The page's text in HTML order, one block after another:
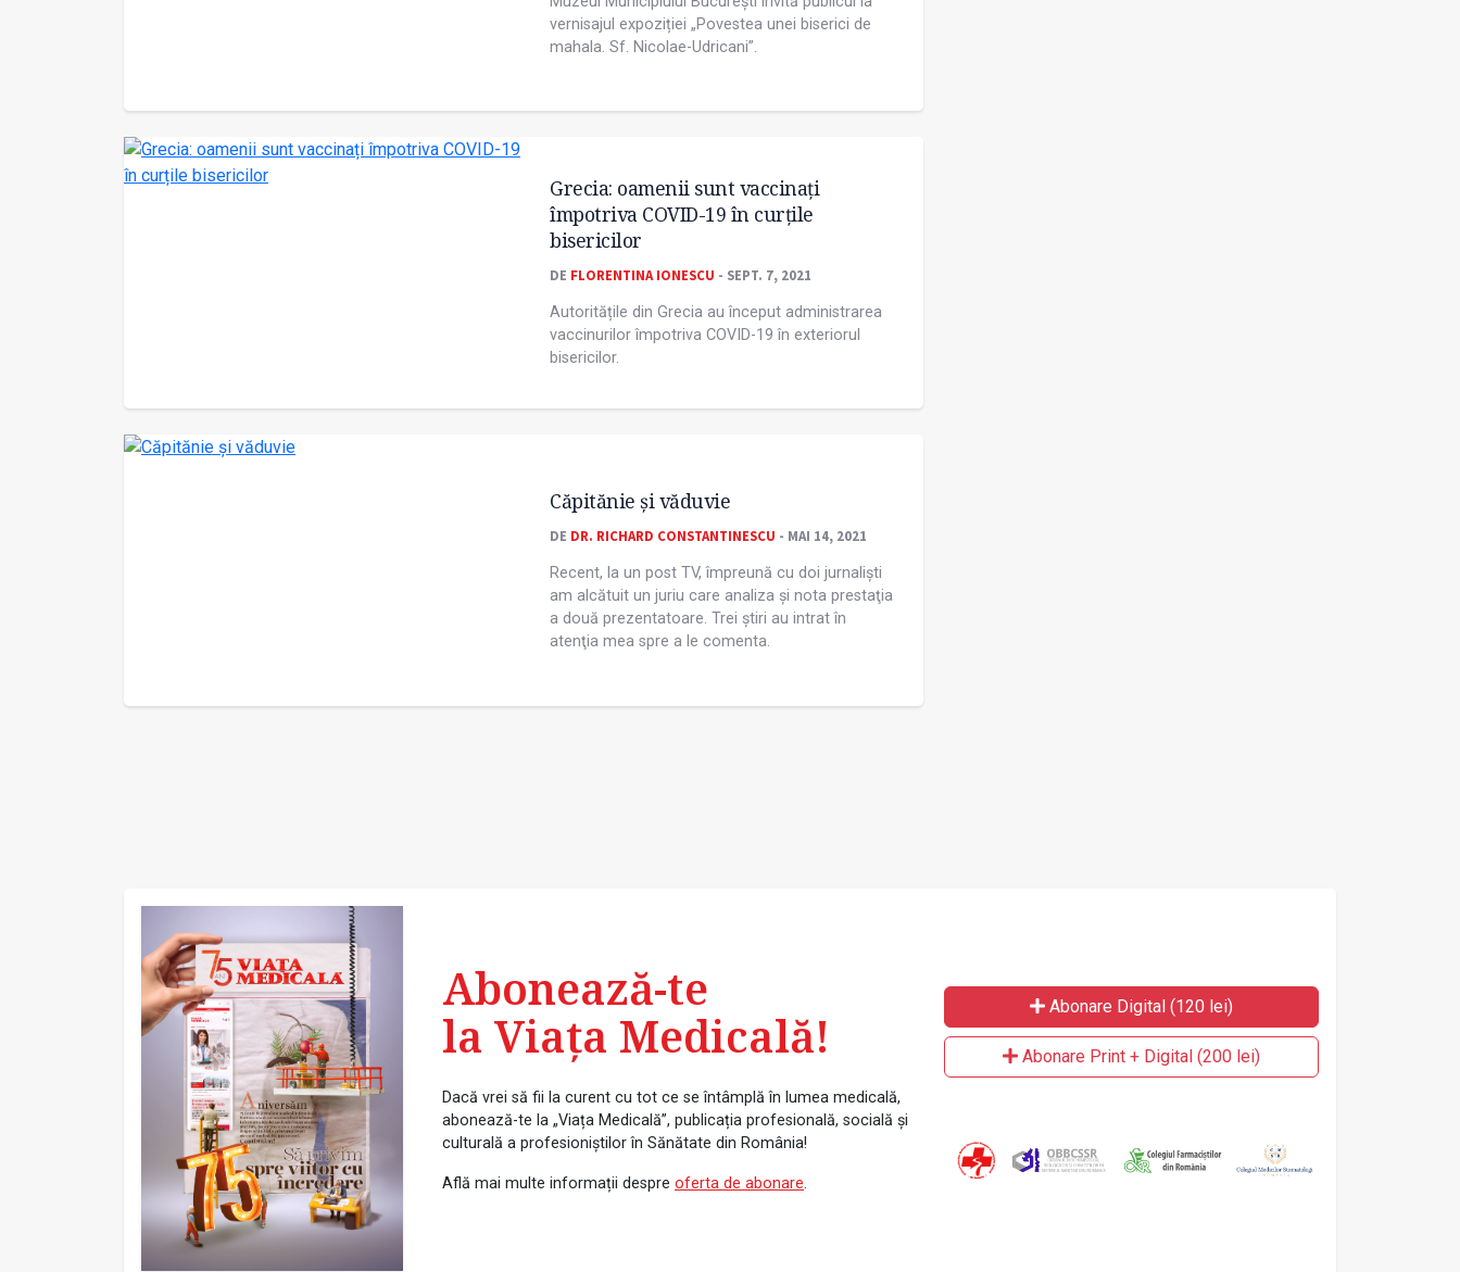
vernisajul expoziției „Povestea unei biserici de
mahala. Sf. Nicolae-Udricani”.
Grecia: oamenii sunt vaccinați
împotriva COVID-19 în curțile
bisericilor
DE FLORENTINA IONESCU - SEPT. 7, 2021
Autoritățile din Grecia au început administrarea
vaccinurilor împotriva COVID-19 în exteriorul
bisericilor.
Căpitănie și văduvie
DE DR. RICHARD CONSTANTINESCU - MAI 14, 2021
Recent, la un post TV, împreună cu doi jurnaliști
am alcătuit un juriu care analiza și nota prestaţia
a două prezentatoare. Trei știri au intrat în
atenţia mea spre a le comenta.
Abonează-te
la Viața Medicală!
Dacă vrei să fii la curent cu tot ce se întâmplă în lumea medicală,
abonează-te la „Viața Medicală”, publicația profesională, socială și
culturală a profesioniștilor în Sănătate din România!
Află mai multe informații despre oferta de abonare.
Abonare Digital (120 lei)
Abonare Print + Digital (200 lei)